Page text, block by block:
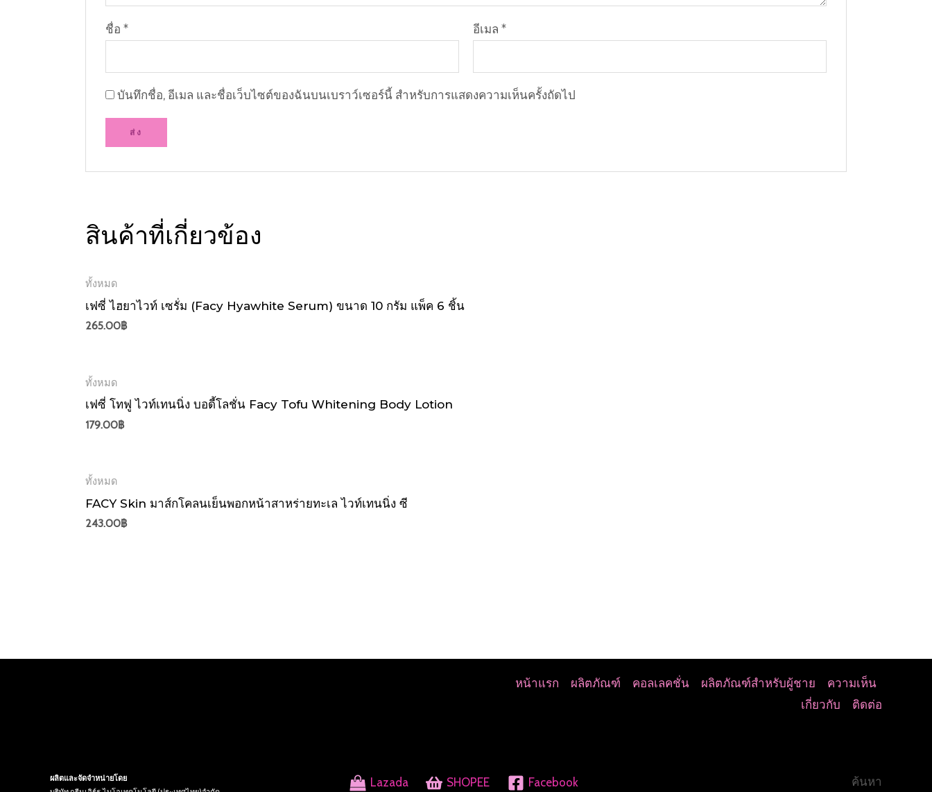
ชื่อ* อีเมล*
บันทึกชื่อ, อีเมล และชื่อเว็บไซต์ของฉันบนเบราว์เซอร์นี้ สำหรับการแสดงความเห็นครั้งถัดไป
สินค้าที่เกี่ยวข้อง
ทั้งหมด
เฟซี่ ไฮยาไวท์ เซรั่ม (Facy Hyawhite Serum) ขนาด 10 กรัม แพ็ค 6 ชิ้น
265.00฿
ทั้งหมด
เฟซี่ โทฟู ไวท์เทนนิ่ง บอดี้โลชั่น Facy Tofu Whitening Body Lotion
179.00฿
ทั้งหมด
FACY Skin มาส์กโคลนเย็นพอกหน้าสาหร่ายทะเล ไวท์เทนนิ่ง ซี
243.00฿
หน้าแรก ผลิตภัณฑ์ คอลเลคชั่น ผลิตภัณฑ์สำหรับผู้ชาย
ความเห็น
เกี่ยวกับ
ติดต่อ
ผลิตและจัดจำหน่ายโดย
Lazada SHOPEE Facebook ค้นหา